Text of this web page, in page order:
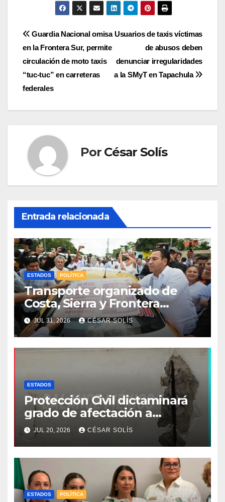
Navegación
de
entradas
Usuarios de taxis víctimas
de abusos deben
denunciar irregularidades
a la SMyT en Tapachula
Guardia Nacional omisa
en la Frontera Sur, permite
circulación de moto taxis
“tuc-tuc” en carreteras
federales
Por César Solís
Entrada relacionada
ESTADOS POLÍTICA
Transporte organizado de
Costa, Sierra y Frontera
asume compromiso estatal
de la estrategia de respeto a
la mujer
JUL 31, 2026 CÉSAR SOLÍS
ESTADOS
Protección Civil dictaminará
grado de afectación a
escuelas por sismo de 7.4
grados
JUL 20, 2026 CÉSAR SOLÍS
ESTADOS POLÍTICA